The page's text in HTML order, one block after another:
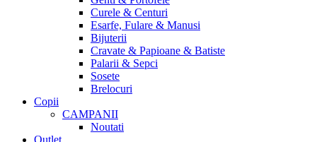
Curele & Centuri
Esarfe, Fulare & Manusi
Bijuterii
Cravate & Papioane & Batiste
Palarii & Sepci
Sosete
Brelocuri
Copii
CAMPANII
Noutati
Outlet